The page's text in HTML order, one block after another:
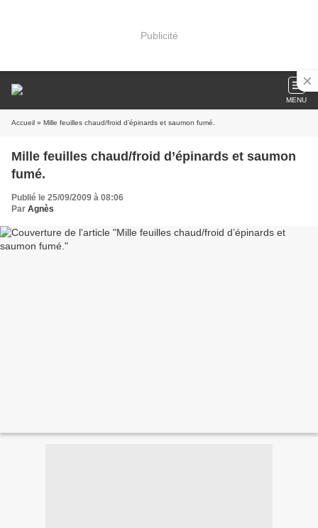
Publicité
MENU
Accueil » Mille feuilles chaud/froid d’épinards et saumon fumé.
Mille feuilles chaud/froid d’épinards et saumon
fumé.
Publié le 25/09/2009 à 08:06
Par Agnès